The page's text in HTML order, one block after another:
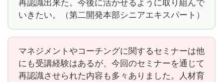
再認識出来た。今後に活かせるように取り組んで
いきたい。（第二開発本部シニアエキスパート）
マネジメントやコーチングに関するセミナーは他
にも受講経験はあるが、今回のセミナーを通じて
再認識させられた内容も多々ありました。人材育